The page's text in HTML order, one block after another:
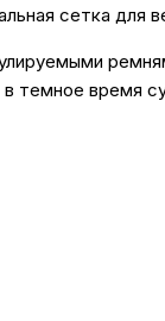
сетка для
темное время